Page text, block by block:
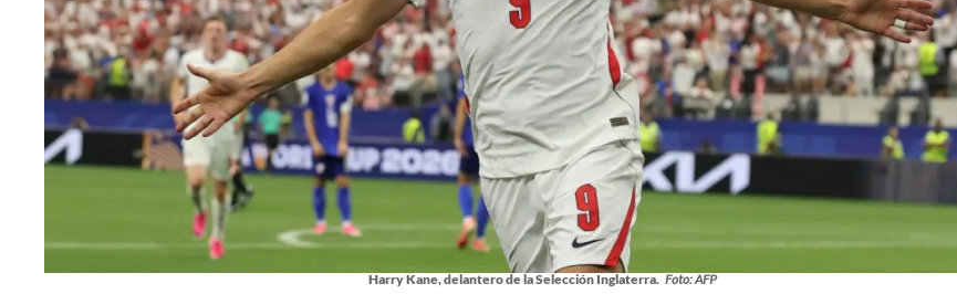
Harry Kane, delantero de la Selección Inglaterra. Foto: AFP